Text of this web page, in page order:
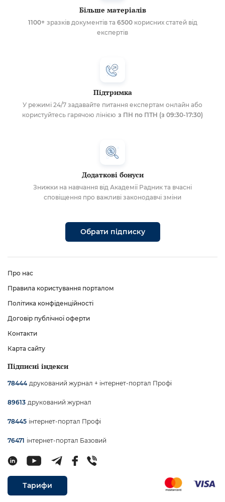
Більше матеріалів
1100+ зразків документів та 6500корисних статей від
експертів
Підтримка
У режимі 24/7 задавайте питання експертам онлайн або
користуйтесь гарячою лінією з ПН по ПТН (з 09:30-17:30)
Додаткові бонуси
Знижки на навчання від Академії Радник та вчасні
сповіщення про важливі законодавчі зміни
Обрати підписку
Про нас
Правила користування порталом
Політика конфіденційності
Договір публічної оферти
Контакти
Карта сайту
Підписні індекси
78444 друкований журнал + інтернет-портал Профі
89613 друкований журнал
78445 інтернет-портал Профі
76471 інтернет-портал Базовий
Тарифи